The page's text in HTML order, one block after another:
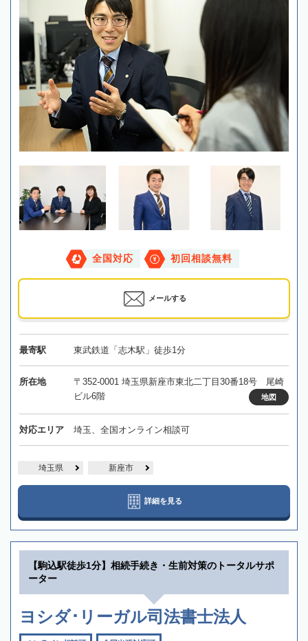
全国対応 初回相談無料
メールする
最寄駅 東武鉄道「志木駅」徒歩1分
所在地
〒352-0001 埼玉県新座市東北二丁目30番18号 尾崎
ビル6階
地図
対応エリア 埼玉、全国オンライン相談可
埼玉県 新座市
詳細を見る
【駒込駅徒歩1分】相続手続き・生前対策のトータルサポ
ーター
ヨシダ･リーガル司法書士法人